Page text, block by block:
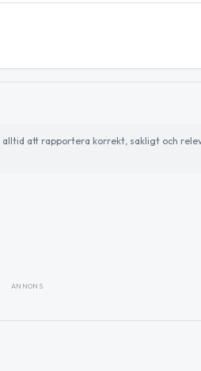
att rapportera korrekt, sakligt och
ANNONS